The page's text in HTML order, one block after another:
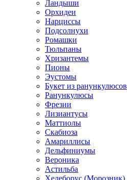
Ландыши
Орхидеи
Нарциссы
Подсолнухи
Ромашки
Тюльпаны
Хризантемы
Пионы
Эустомы
Букет из ранункулюсов
Ранункулюсы
Фрезии
Лизиантусы
Маттиолы
Скабиоза
Амариллисы
Дельфиниумы
Вероника
Астильба